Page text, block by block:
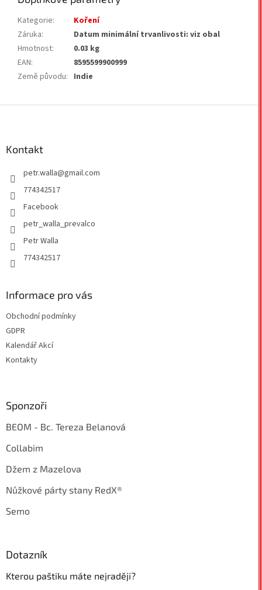
Kategorie:
Koření
Záruka:
Datum minimální trvanlivosti: viz obal
Hmotnost:
0.03 kg
EAN:
8595599900999
Země původu: Indie
Kontakt
petr.walla@gmail.com
774342517
Facebook
petr_walla_prevalco
Petr Walla
774342517
Informace pro vás
Obchodní podmínky
GDPR
Kalendář Akcí
Kontakty
Sponzoři
BEOM - Bc. Tereza Belanová
Collabim
Džem z Mazelova
Nůžkové párty stany RedX®
Semo
Dotazník
Kterou paštiku máte nejraději?